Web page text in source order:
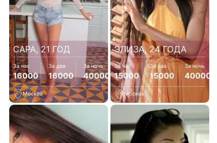
САРА, 21 ГОД
За час
16000
За два
16000
За ночь
40000
Москва
ЭЛИЗА, 24 ГОДА
За час
15000
За два
15000
За ночь
40000
Москва